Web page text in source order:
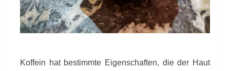
Koffein hat bestimmte Eigenschaften, die der Haut